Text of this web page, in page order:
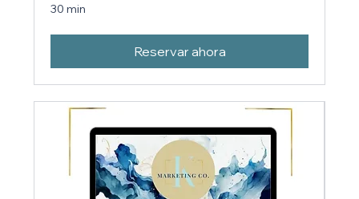
30 min
Reservar ahora